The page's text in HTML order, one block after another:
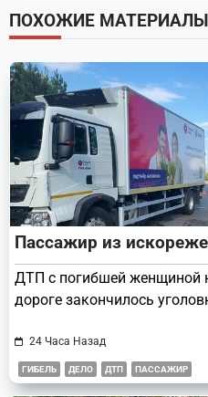
screen-
reader-
text">Page</span>
ПОХОЖИЕ МАТЕРИАЛЫ
Пассажир из
ДТП с погибшей женщиной
дороге закончилось
24 Часа Назад
ГИБЕЛЬ ДЕЛО ДТП ПАССАЖИР